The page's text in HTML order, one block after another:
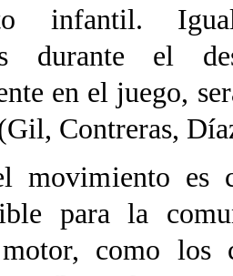
infantil.
durante el
en el juego,
Contreras,
es
para la
como los